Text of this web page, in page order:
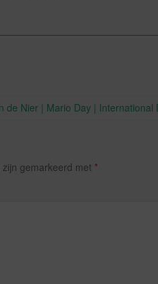
de Nier | Mario Day | International
gemarkeerd met *